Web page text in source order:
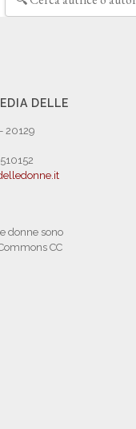
DELLE
20129
donne sono
CC